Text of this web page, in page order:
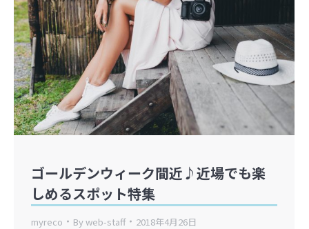
ゴールデンウィーク間近♪近場でも楽
しめるスポット特集
myreco Byweb-staff 2018年4月26日